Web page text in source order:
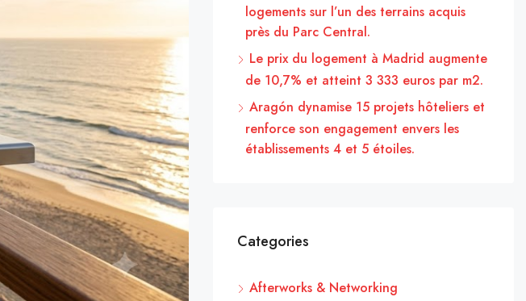
logements sur l’un des terrains acquis
près du Parc Central.
Le prix du logement à Madrid augmente
de 10,7% et atteint 3 333 euros par m2.
Aragón dynamise 15 projets hôteliers et
renforce son engagement envers les
établissements 4 et 5 étoiles.
Categories
Afterworks & Networking